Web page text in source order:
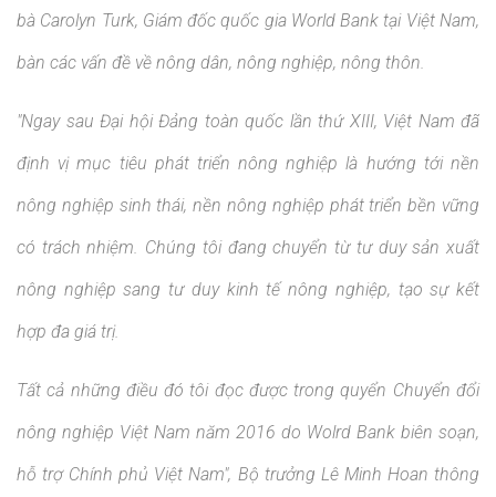
bà Carolyn Turk, Giám đốc quốc gia World Bank tại Việt Nam,
bàn các vấn đề về nông dân, nông nghiệp, nông thôn.
"Ngay sau Đại hội Đảng toàn quốc lần thứ XIII, Việt Nam đã
định vị mục tiêu phát triển nông nghiệp là hướng tới nền
nông nghiệp sinh thái, nền nông nghiệp phát triển bền vững
có trách nhiệm. Chúng tôi đang chuyển từ tư duy sản xuất
nông nghiệp sang tư duy kinh tế nông nghiệp, tạo sự kết
hợp đa giá trị.
Tất cả những điều đó tôi đọc được trong quyển Chuyển đổi
nông nghiệp Việt Nam năm 2016 do Wolrd Bank biên soạn,
hỗ trợ Chính phủ Việt Nam", Bộ trưởng Lê Minh Hoan thông